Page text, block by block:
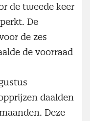
de tweede keer
De
de zes
de voorraad
daalden
Deze